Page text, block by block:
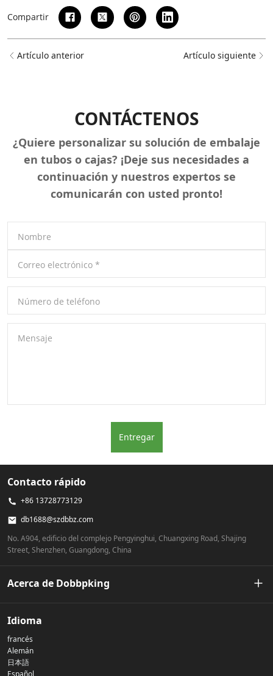
Compartir
Artículo anterior Artículo siguiente
CONTÁCTENOS
¿Quiere personalizar su solución de embalaje
en tubos o cajas? ¡Deje sus necesidades a
continuación y nuestros expertos se
comunicarán con usted pronto!
Nombre
Correo electrónico *
Número de teléfono
Mensaje
Entregar
Contacto rápido
+86 13728773129
db1688@szdbbz.com
No. A904, edificio del complejo Pengyinghui, Chuangxing Road, Shajing
Street, Shenzhen, Guangdong, China
Acerca de Dobbpking
Nuestra historia
Política de privacidad
Idioma
francés
Alemán
日本語